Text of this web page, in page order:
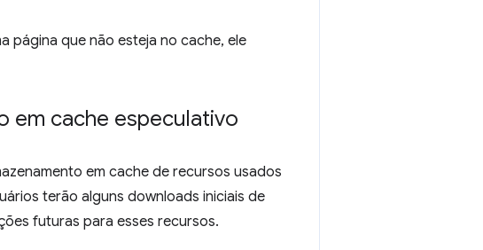
página que não esteja no cache, ele
em cache especulativo
em cache de recursos usados
terão alguns downloads iniciais de
futuras para esses recursos.